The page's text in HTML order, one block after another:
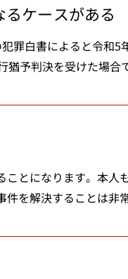
ケースがある
罪白書によると令和5
猶予判決を受けた場合
とになります。本人
を解決することは非